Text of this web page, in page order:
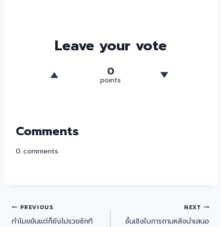
Leave your vote
0
points
Comments
0 comments
PREVIOUS
ทำไมขยันแต่ก็ยังไม่รวยซักที
NEXT
ชั้นเชิงในการถามหลังนำเสนอ